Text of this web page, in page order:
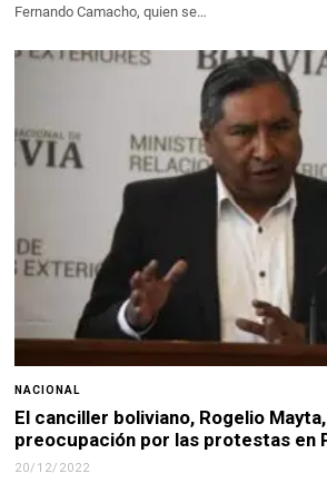
Fernando Camacho, quien se…
NACIONAL
El canciller boliviano, Rogelio
preocupación por las protestas en
20/12/2022